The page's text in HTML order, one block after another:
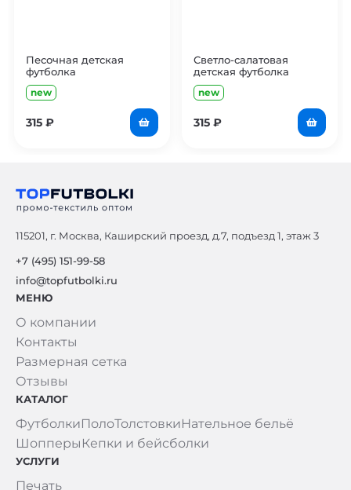
Песочная детская
футболка
new
315 ₽
Светло-салатовая
детская футболка
new
315 ₽
115201, г. Москва, Каширский проезд, д.7, подъезд 1, этаж 3
+7 (495) 151-99-58
info@topfutbolki.ru
МЕНЮ
О компании
Контакты
Размерная сетка
Отзывы
КАТАЛОГ
ФутболкиПолоТолстовкиНательное бельё
Шопперы Кепки и бейсболки
УСЛУГИ
Печать